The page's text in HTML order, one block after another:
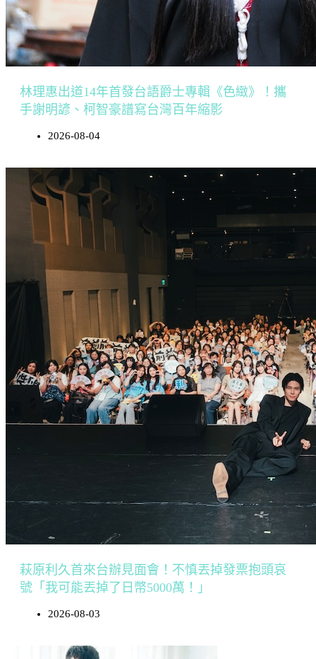
林理惠出道14年首發台語爵士專輯《色緻》！攜
手謝明諺、柯智豪譜寫台灣百年縮影
2026-08-04
萩原利久首來台辦見面會！不慎丟掉發票抱頭哀
號「我可能丟掉了日幣5000萬！」
2026-08-03